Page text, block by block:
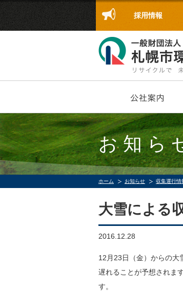
採用情報
お知ら
ホーム お知らせ 収集運行情
大雪による
2016.12.28
12月23日（金）からの大
遅れることが予想されま
す。